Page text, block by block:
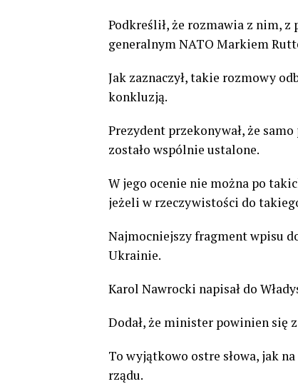
Podkreślił, że rozmawia z nim,
generalnym NATO Markiem
Jak zaznaczył, takie rozmowy
konkluzją.
Prezydent przekonywał, że
zostało wspólnie ustalone.
W jego ocenie nie można po
jeżeli w rzeczywistości do
Najmocniejszy fragment wpisu
Ukrainie.
Karol Nawrocki napisał do
Dodał, że minister powinien się
To wyjątkowo ostre słowa, jak
rządu.